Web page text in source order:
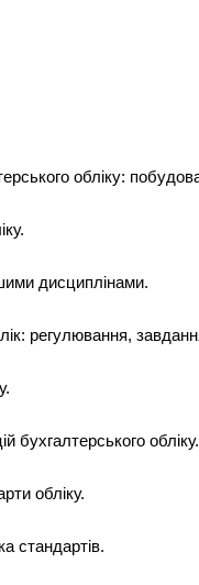
обліку:
дисциплінами.
регулювання,
бухгалтерського обліку.
обліку.
стандартів.